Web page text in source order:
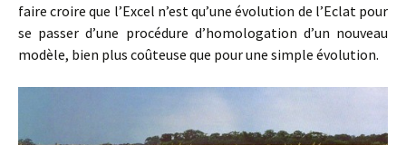
faire croire que l’Excel n’est qu’une évolution de l’Eclat pour
se passer d’une procédure d’homologation d’un nouveau
modèle, bien plus coûteuse que pour une simple évolution.